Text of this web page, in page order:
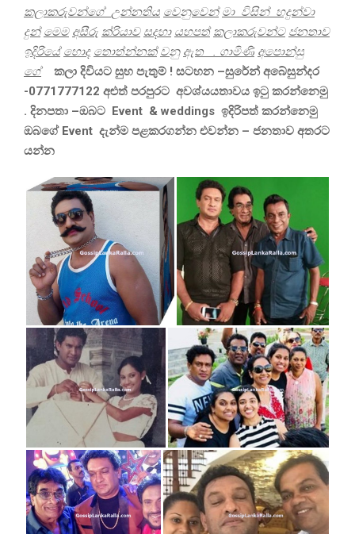
කලාකරුවන්ගේ උන්නතිය වෙනුවෙන් මා විසින් හදුන්වා
දුන් මෙම අසීරු ක්රියාව සදහා යහපත් කලාකරුවන්ට ජනතාව
ඉදිරියේ හොද තොත්න්නක් වනු ඇත ගාමිණි අපොන්සු
ගේ
කලා දිවියට සුභ පැතුම් ! සටහන –සුරේන් අබේසුන්දර
-0771777122 අළුත් පරපුරට අවශ්යයතාවය ඉටු කරන්නෙමු
. දිනපතා –ඔබට Event & weddings ඉදිරිපත් කරන්නෙමු
ඔබගේEvent දැන්ම පළකරගන්න එවන්න – ජනතාව අතරට
යන්න